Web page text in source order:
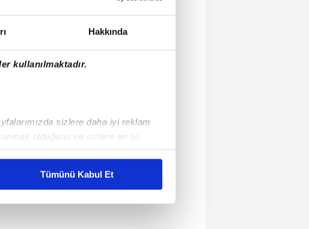
Hakkında
kullanılmaktadır.
sizlere daha iyi reklam
olduğunu ve sizlere en iyi
maliyetlerimizi karşılamak
ait çerezler kullanılmaktadır. Bu
Tümünü Kabul Et